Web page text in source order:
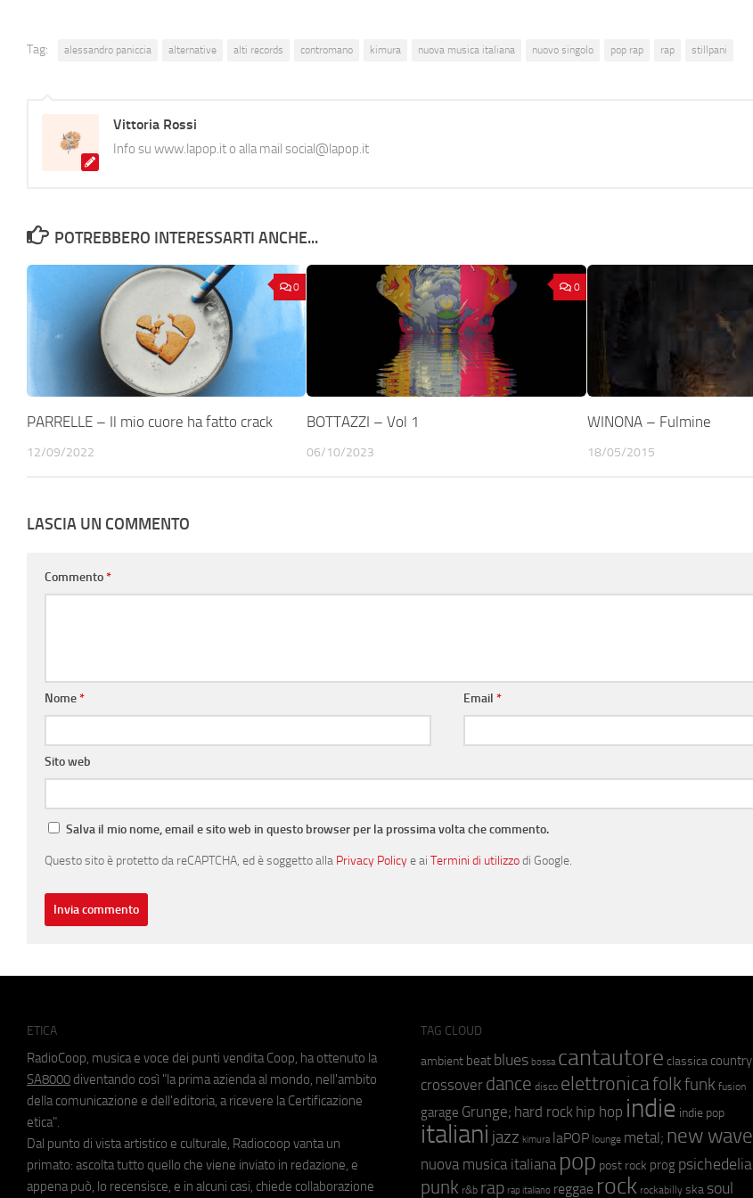
Tag: alessandro paniccia alternative alti records contromano kimura nuova musica italiana nuovo singolo pop rap rap stillpani
Vittoria Rossi
Info su www.lapop.it o alla mail social@lapop.it
POTREBBERO INTERESSARTI ANCHE...
0
PARRELLE – Il mio cuore ha fatto crack
12/09/2022
0
BOTTAZZI – Vol 1
06/10/2023
WINONA – Fulmine
18/05/2015
LASCIA UN COMMENTO
Commento*
Nome* Email*
Sito web
Salva il mio nome, email e sito web in questo browser per la prossima volta che commento.
Questo sito è protetto da reCAPTCHA, ed è soggetto alla Privacy Policye ai Termini di utilizzodi Google.
ETICA
RadioCoop, musica e voce dei punti vendita Coop, ha ottenuto la
SA8000 diventando così "la prima azienda al mondo, nell'ambito
della comunicazione e dell'editoria, a ricevere la Certificazione
etica".
Dal punto di vista artistico e culturale, Radiocoop vanta un
primato: ascolta tutto quello che viene inviato in redazione, e
appena può, lo recensisce, e in alcuni casi, chiede collaborazione
TAG CLOUD
ambient beat blues bossa cantautore classica country
crossover dance disco elettronicafolkfunk fusion
garage Grunge; hard rock hip hop indie indie pop
italiani jazz kimura laPOP lounge metal; new wave
nuova musica italiana pop post rock prog psichedelia
punk r&b rap rap italiano reggae rock rockabilly ska soul